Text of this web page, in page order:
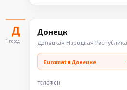
Д
1 город
Донецк
Донецкая Народная Республика
Euromat в Донецке
ТЕЛЕФОН